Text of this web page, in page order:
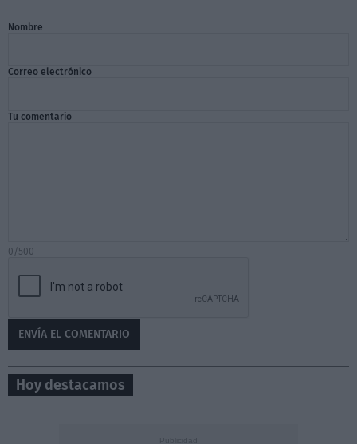
Nombre
Correo electrónico
Tu comentario
0/500
Hoy destacamos